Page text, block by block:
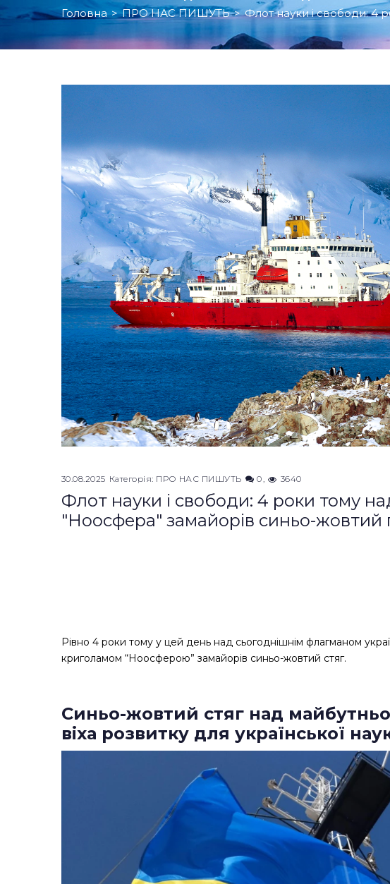
Головна > ПРО НАС ПИШУТЬ > Флот науки і свободи: 4
30.08.2025 Категорія: ПРО НАС ПИШУТЬ 0 3640
Флот науки і свободи: 4 роки тому
"Ноосфера" замайорів синьо-жовтий
Рівно 4 роки тому у цей день над сьогоднішнім флагманом
криголамом “Ноосферою” замайорів синьо-жовтий стяг.
Синьо-жовтий стяг над
віха розвитку для української